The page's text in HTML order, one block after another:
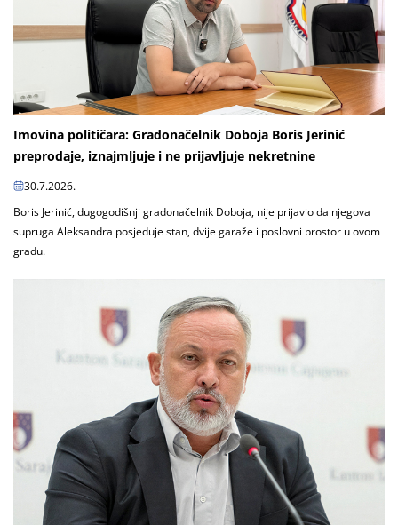
Imovina političara: Gradonačelnik Doboja Boris Jerinić
preprodaje, iznajmljuje i ne prijavljuje nekretnine
30.7.2026.
Boris Jerinić, dugogodišnji gradonačelnik Doboja, nije prijavio da njegova
supruga Aleksandra posjeduje stan, dvije garaže i poslovni prostor u ovom
gradu.